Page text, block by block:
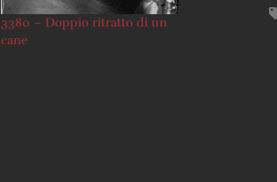
3380 – Doppio ritratto di un
cane